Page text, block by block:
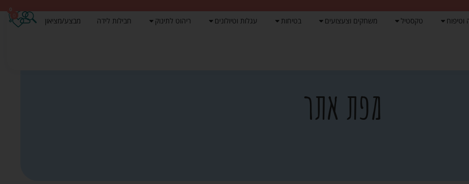
טקסטיל משחקים וצעצועים בטיחות עגלות וטיולונים ריהוט לתינוק חבילות לידה מבצע/מציאון
0
מפת אתר